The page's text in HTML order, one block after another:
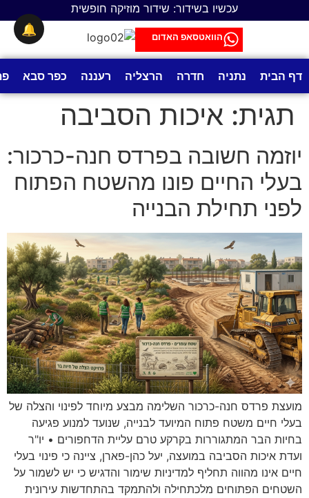
עכשיו בשידור: שידור מוזיקה חופשית
הוואטסאפ האדום
דף הבית נתניה חדרה הרצליה רעננה כפר סבא
תגית: איכות הסביבה
יוזמה חשובה בפרדס חנה-כרכור:
בעלי החיים פונו מהשטח הפתוח
לפני תחילת הבנייה
מועצת פרדס חנה-כרכור השלימה מבצע מיוחד לפינוי והצלה של
בעלי חיים משטח פתוח המיועד לבנייה, שנועד למנוע פגיעה
בחיות הבר המתגוררות בקרקע טרם עליית הדחפורים • יו"ר
ועדת איכות הסביבה במועצה, יעל כהן-פארן, ציינה כי פינוי בעלי
חיים אינו מהווה תחליף למדיניות שימור והדגיש כי יש לשמור על
השטחים הפתוחים מלכתחילה ולהתמקד בהתחדשות עירונית
🔔